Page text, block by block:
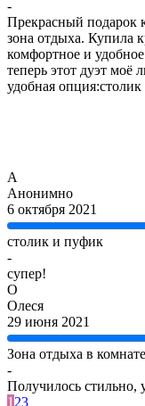
-
Прекрасный подарок
зона отдыха. Купила
комфортное и
теперь этот дуэт моё
удобная
А
Анонимно
6 октября 2021
столик и пуфик
-
супер!
О
Олеся
29 июня 2021
Зона отдыха в
-
Получилось стильно,
1 23